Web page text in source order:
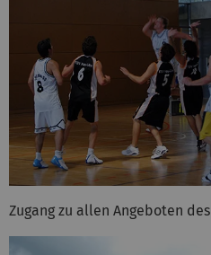
Zugang zu allen Angeboten des